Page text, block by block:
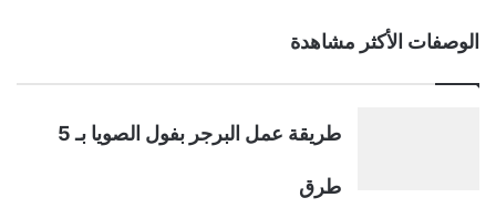
الوصفات الأكثر مشاهدة
طريقة عمل البرجر بفول الصويا بـ 5
طرق